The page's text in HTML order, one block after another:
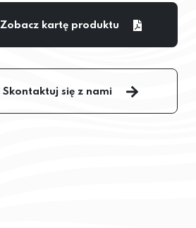
Zobacz kartę produktu
Skontaktuj się z nami